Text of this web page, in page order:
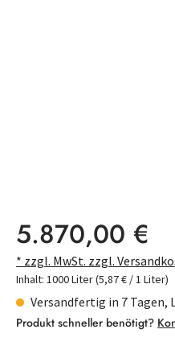
Regulärer Preis:
5.870,00 €
* zzgl. MwSt. zzgl.
Inhalt: 1000 Liter(5,87 € / 1 Liter)
Versandfertig in 7 Tagen,
Produkt schneller benötigt?